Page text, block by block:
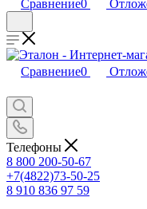
Сравнение0
Сравнение0
Телефоны
8 800 200-50-67
+7(4822)73-50-25
8 910 836 97 59